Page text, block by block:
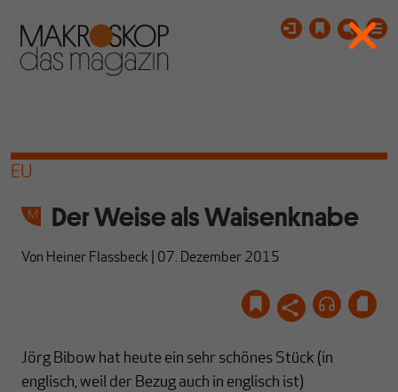
EU
Der Weise als Waisenknabe
Von Heiner Flassbeck 07. Dezember 2015
Jörg Bibow hat heute ein sehr schönes Stück (in
englisch, weil der Bezug auch in englisch ist)